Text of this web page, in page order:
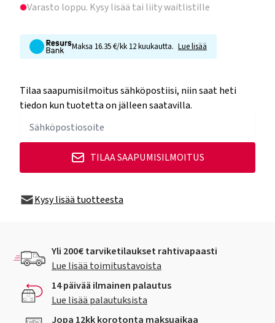
Varasto loppu. Kysy lisää tai liity waitlistille
Maksa 16.35 €/kk 12 kuukautta. Lue lisää
Tilaa saapumisilmoitus sähköpostiisi, niin saat heti
tiedon kun tuotetta on jälleen saatavilla.
TILAA SAAPUMISILMOITUS
Kysy lisää tuotteesta
Yli 200€ tarviketilaukset rahtivapaasti
Lue lisää toimitustavoista
14 päivää ilmainen palautus
Lue lisää palautuksista
Jopa 12kk korotonta maksuaikaa